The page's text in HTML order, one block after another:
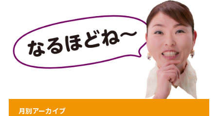
月別アーカイブ